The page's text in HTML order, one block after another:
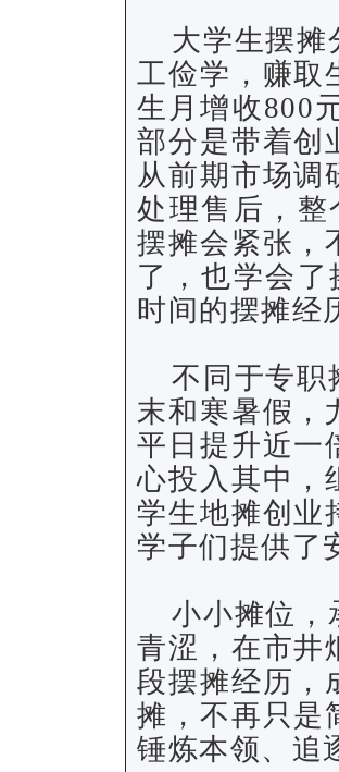
大学生摆摊
工俭学，赚取
生月增收800
部分是带着创
从前期市场调
处理售后，整
摆摊会紧张，
了，也学会
时间的摆摊经
不同于专职
末和寒暑假，
平日提升近一
心投入其中，
学生地摊创业
学子们提供了
小小摊位，
青涩，在市井
段摆摊经历，
摊，不再只是
锤炼本领、追